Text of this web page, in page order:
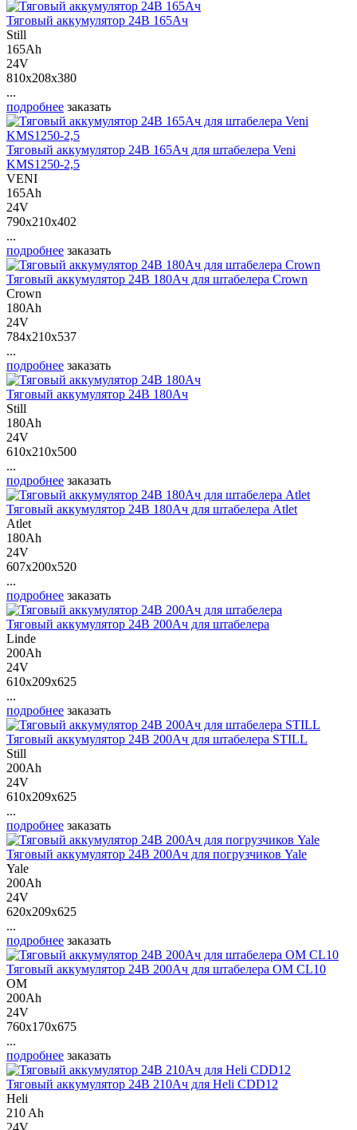
Тяговый аккумулятор 24В 165Ач
Still
165Ah
24V
810x208x380
...
подробнее заказать
Тяговый аккумулятор 24В 165Ач для штабелера Veni
KMS1250-2,5
VENI
165Ah
24V
790x210x402
...
подробнее заказать
Тяговый аккумулятор 24В 180Ач для штабелера Crown
Crown
180Ah
24V
784x210x537
...
подробнее заказать
Тяговый аккумулятор 24В 180Ач
Still
180Ah
24V
610x210x500
...
подробнее заказать
Тяговый аккумулятор 24В 180Ач для штабелера Atlet
Atlet
180Ah
24V
607x200x520
...
подробнее заказать
Тяговый аккумулятор 24В 200Ач для штабелера
Linde
200Ah
24V
610x209x625
...
подробнее заказать
Тяговый аккумулятор 24В 200Ач для штабелера STILL
Still
200Ah
24V
610x209x625
...
подробнее заказать
Тяговый аккумулятор 24В 200Ач для погрузчиков Yale
Yale
200Ah
24V
620x209x625
...
подробнее заказать
Тяговый аккумулятор 24В 200Ач для штабелера OM CL10
OM
200Ah
24V
760x170x675
...
подробнее заказать
Тяговый аккумулятор 24В 210Ач для Heli CDD12
Heli
210 Ah